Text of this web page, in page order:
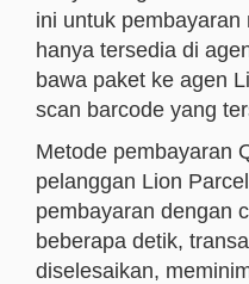
ini untuk
hanya tersedia di
bawa paket ke agen
scan barcode yang
Metode pembayaran
pelanggan Lion
pembayaran dengan
beberapa detik,
diselesaikan,